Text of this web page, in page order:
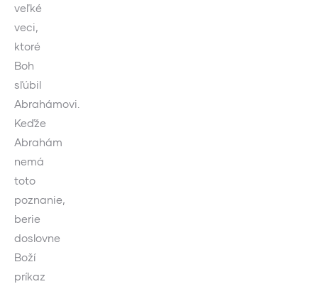
veľké
veci,
ktoré
Boh
sľúbil
Abrahámovi.
Keďže
Abrahám
nemá
toto
poznanie,
berie
doslovne
Boží
príkaz